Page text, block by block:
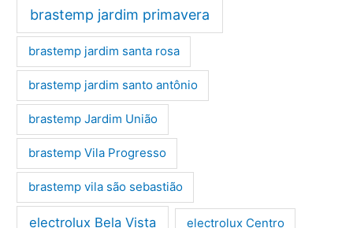
brastemp jardim primavera
brastemp jardim santa rosa
brastemp jardim santo antônio
brastemp Jardim União
brastemp Vila Progresso
brastemp vila são sebastião
electrolux Bela Vista electrolux Centro